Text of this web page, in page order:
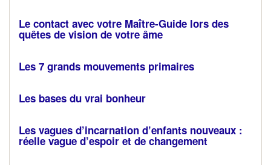
Le contact avec votre Maître-Guide lors des
quêtes de vision de votre âme
Les 7 grands mouvements primaires
Les bases du vrai bonheur
Les vagues d’incarnation d’enfants nouveaux :
réelle vague d’espoir et de changement